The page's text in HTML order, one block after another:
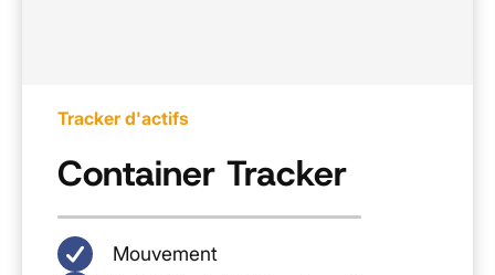
Tracker d'actifs
Container Tracker
Mouvement